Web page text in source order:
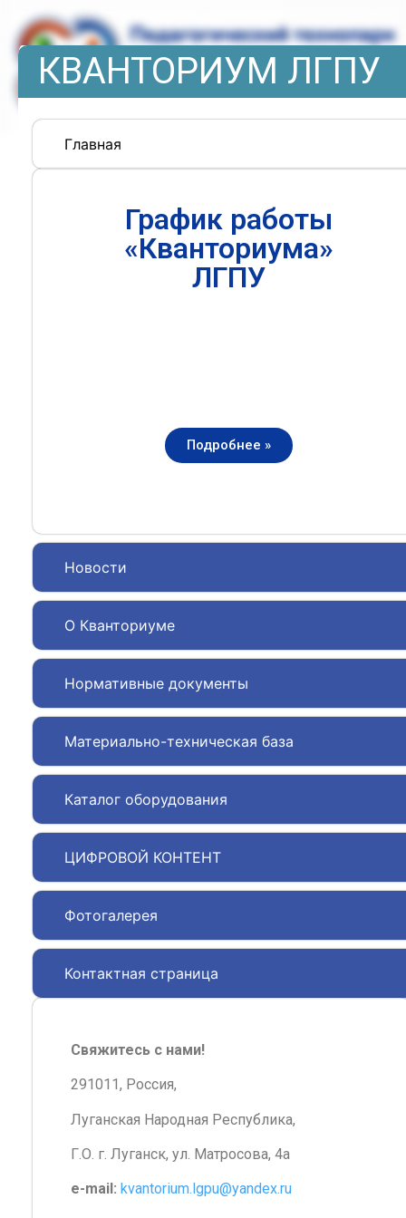
КВАНТОРИУМ ЛГПУ
Главная
Новости
О Кванториуме
Нормативные документы
Материально-техническая база
Каталог оборудования
ЦИФРОВОЙ КОНТЕНТ
Фотогалерея
Контактная страница
График работы
«Кванториума»
ЛГПУ
Подробнее »
Свяжитесь с нами!
291011, Россия,
Луганская Народная Республика,
Г.О. г. Луганск, ул. Матросова, 4а
e-mail: kvantorium.lgpu@yandex.ru